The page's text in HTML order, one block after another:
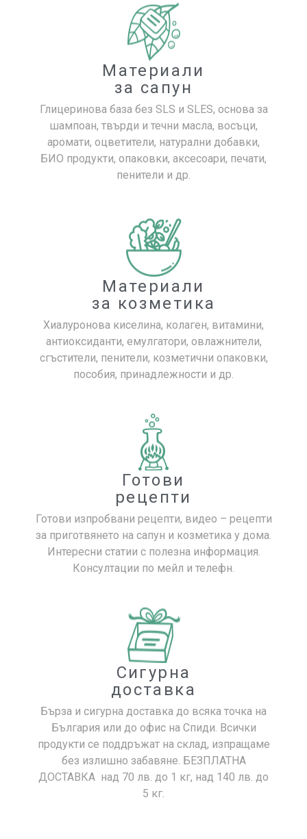
Материали
за сапун
Глицеринова база без SLS и SLES, основа за
шампоан, твърди и течни масла, восъци,
аромати, оцветители, натурални добавки,
БИО продукти, опаковки, аксесоари, печати,
пенители и др.
Материали
за козметика
Хиалуронова киселина, колаген, витамини,
антиоксиданти, емулгатори, овлажнители,
сгъстители, пенители, козметични опаковки,
пособия, принадлежности и др.
Готови
рецепти
Готови изпробвани рецепти, видео – рецепти
за приготвянето на сапун и козметика у дома.
Интересни статии с полезна информация.
Консултации по мейл и телефн.
Сигурна
доставка
Бърза и сигурна доставка до всяка точка на
България или до офис на Спиди. Всички
продукти се поддръжат на склад, изпращаме
без излишно забавяне. БЕЗПЛАТНА
ДОСТАВКА над 70 лв. до 1 кг, над 140 лв. до
5 кг.